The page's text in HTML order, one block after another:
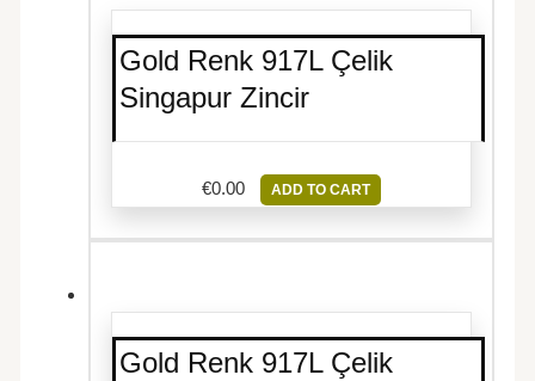
Gold Renk 917L Çelik
Singapur Zincir
€0.00 ADD TO CART
Gold Renk 917L Çelik